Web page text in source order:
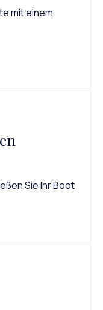
mit einem
Sie Ihr Boot